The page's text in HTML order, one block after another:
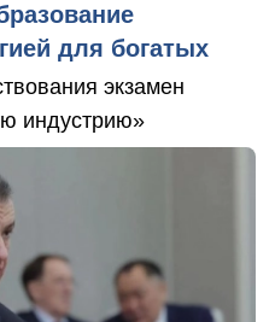
для богатых
экзамен
индустрию»